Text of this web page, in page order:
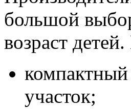
большой
возраст
участок;